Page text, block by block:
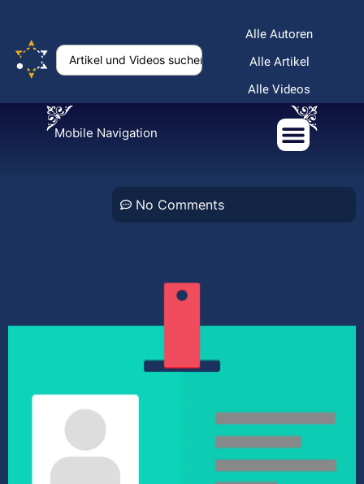
Alle Autoren
Alle Artikel
Alle Videos
Mobile Navigation
No Comments